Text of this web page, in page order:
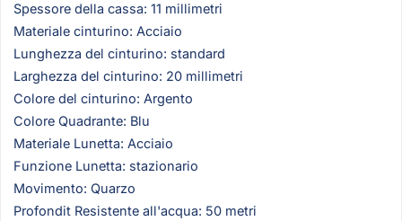
Spessore della cassa: 11 millimetri
Materiale cinturino: Acciaio
Lunghezza del cinturino: standard
Larghezza del cinturino: 20 millimetri
Colore del cinturino: Argento
Colore Quadrante: Blu
Materiale Lunetta: Acciaio
Funzione Lunetta: stazionario
Movimento: Quarzo
Profondit Resistente all'acqua: 50 metri